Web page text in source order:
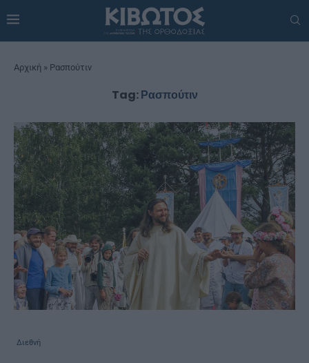
Αρχική » Ρασπούτιν
Tag:Ρασπούτιν
Διεθνή